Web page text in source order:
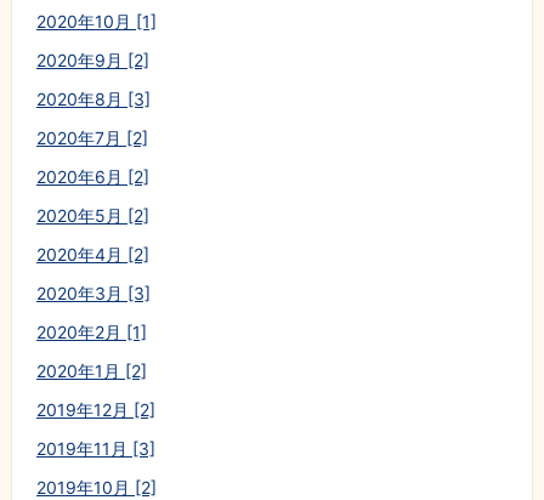
2020年10月 [1]
2020年9月 [2]
2020年8月 [3]
2020年7月 [2]
2020年6月 [2]
2020年5月 [2]
2020年4月 [2]
2020年3月 [3]
2020年2月 [1]
2020年1月 [2]
2019年12月 [2]
2019年11月 [3]
2019年10月 [2]